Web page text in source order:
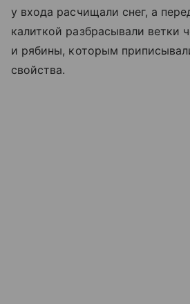
у входа расчищали снег, а
калиткой разбрасывали ветки
и рябины, которым
свойства.